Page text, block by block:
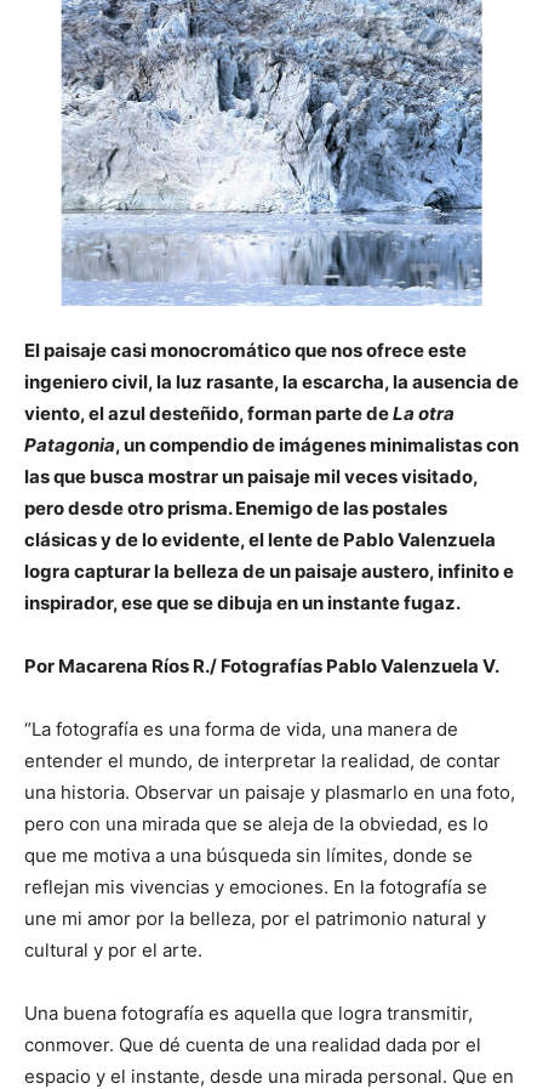
El paisaje casi monocromático que nos ofrece este
ingeniero civil, la luz rasante, la escarcha, la ausencia de
viento, el azul desteñido, forman parte deLa otra
Patagonia, un compendio de imágenes minimalistas con
las que busca mostrar un paisaje mil veces visitado,
pero desde otro prisma. Enemigo de las postales
clásicas y de lo evidente, el lente de Pablo Valenzuela
logra capturar la belleza de un paisaje austero, infinito e
inspirador, ese que se dibuja en un instante fugaz.
Por Macarena Ríos R./ Fotografías Pablo Valenzuela V.
“La fotografía es una forma de vida, una manera de
entender el mundo, de interpretar la realidad, de contar
una historia. Observar un paisaje y plasmarlo en una foto,
pero con una mirada que se aleja de la obviedad, es lo
que me motiva a una búsqueda sin límites, donde se
reflejan mis vivencias y emociones. En la fotografía se
une mi amor por la belleza, por el patrimonio natural y
cultural y por el arte.
Una buena fotografía es aquella que logra transmitir,
conmover. Que dé cuenta de una realidad dada por el
espacio y el instante, desde una mirada personal. Que en